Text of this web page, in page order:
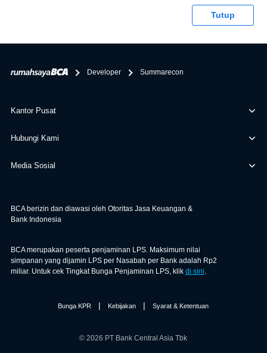
tentang properti disini BCA hanya sebagai pihak
bertanggung jawab terhadap informasi yang rekanan
Tutup
Developer Summarecon
Kantor Pusat
Hubungi Kami
Media Sosial
BCA berizin dan diawasi oleh Otoritas Jasa Keuangan &
Bank Indonesia
BCA merupakan peserta penjaminan LPS. Maksimum nilai
simpanan yang dijamin LPS per Nasabah per Bank adalah Rp2
miliar. Untuk cek Tingkat Bunga Penjaminan LPS, klik di sini.
Bunga KPR | Kebijakan | Syarat & Ketentuan
© 2026 PT Bank Central Asia Tbk